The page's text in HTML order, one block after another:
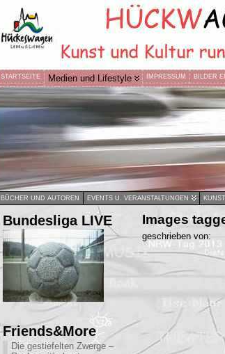
STARTSEITE Medien und Lifestyle IMPRESSUM BILDER
BÜCHER UND AUTOREN EVENTS U. VERANSTALTUNGEN
Bundesliga LIVE
Friends&More
Die gestiefelten Zwerge –
Images
geschrieben von: